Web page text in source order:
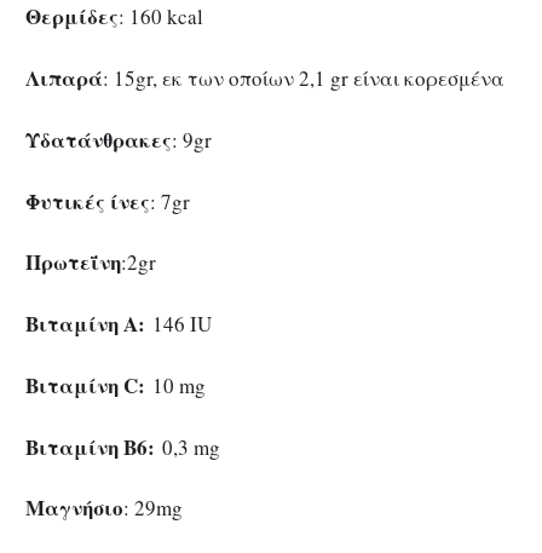
Θερμίδες: 160 kcal
Λιπαρά: 15gr, εκ των οποίων 2,1 gr είναι κορεσμένα
Υδατάνθρακες: 9gr
Φυτικές ίνες: 7gr
Πρωτεΐνη:2gr
Βιταμίνη Α: 146 IU
Βιταμίνη C: 10 mg
Βιταμίνη B6: 0,3 mg
Μαγνήσιο: 29mg